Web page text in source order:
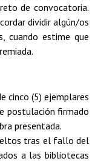
de convocatoria.
dividir algún/os
cuando estime que
cinco (5) ejemplares
postulación firmado
presentada.
tras el fallo del
a las bibliotecas